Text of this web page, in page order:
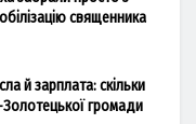
священника
й зарплата: скільки
громади